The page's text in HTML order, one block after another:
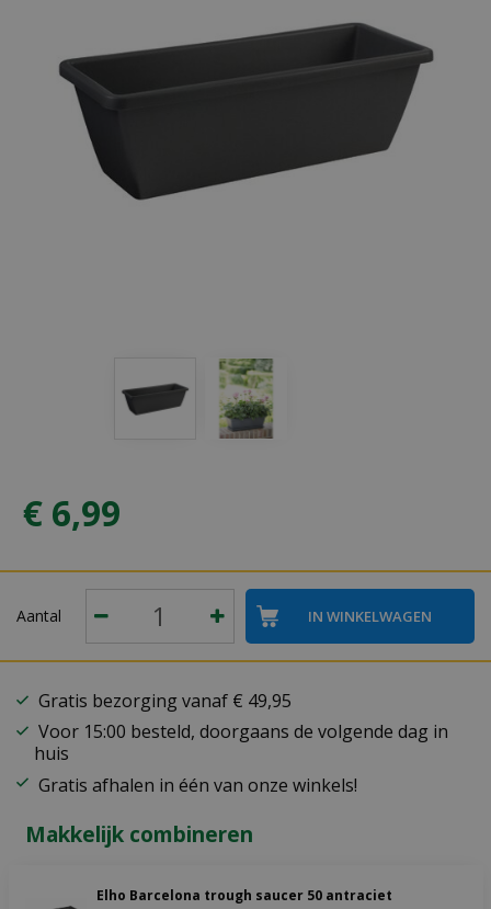
€ 6,99
Aantal
Gratis bezorging vanaf € 49,95
Voor 15:00 besteld, doorgaans de volgende dag in
huis
Gratis afhalen in één van onze winkels!
Makkelijk combineren
Elho Barcelona trough saucer 50 antraciet